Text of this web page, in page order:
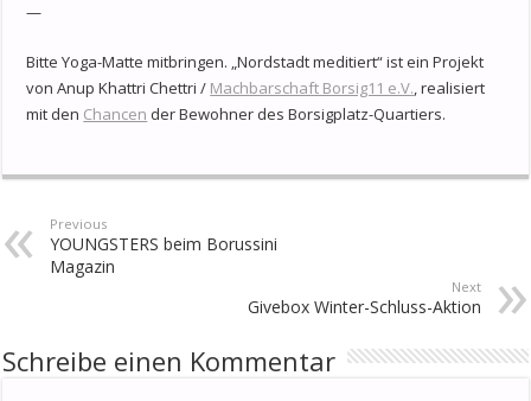
—
Bitte Yoga-Matte mitbringen. „Nordstadt meditiert“ ist ein Projekt
von Anup Khattri Chettri / Machbarschaft Borsig11 e.V., realisiert
mit den Chancen der Bewohner des Borsigplatz-Quartiers.
Previous
YOUNGSTERS beim Borussini
Magazin
Next
Givebox Winter-Schluss-Aktion
Schreibe einen Kommentar